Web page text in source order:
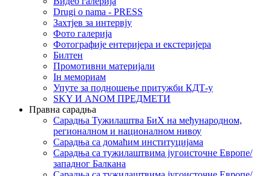
Drugi o nama - PRESS
Захтјев за интервју
Фото галерија
Фотографије ентеријера и екстеријера
Билтен
Промотивни материјали
Iн мемориам
Упуте за подношење притужби КДТ-у
SKY И ANOM ПРЕДМЕТИ
Правна сарадња
Сарадња Тужилаштва БиХ на међународном,
регионалном и националном нивоу
Сарадња са домаћим институцијама
Сарадња са тужилаштвима југоисточне Европе/
западног Балкана